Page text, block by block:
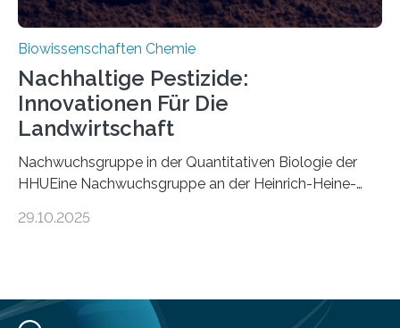
Biowissenschaften Chemie
Nachhaltige Pestizide:
Innovationen Für Die
Landwirtschaft
Nachwuchsgruppe in der Quantitativen Biologie der
HHUEine Nachwuchsgruppe an der Heinrich-Heine-
fünf Jahren erforschen, wie Bakterien auf
Insektenblume. Das Bundesministerium für Forschung,
29.10.2025